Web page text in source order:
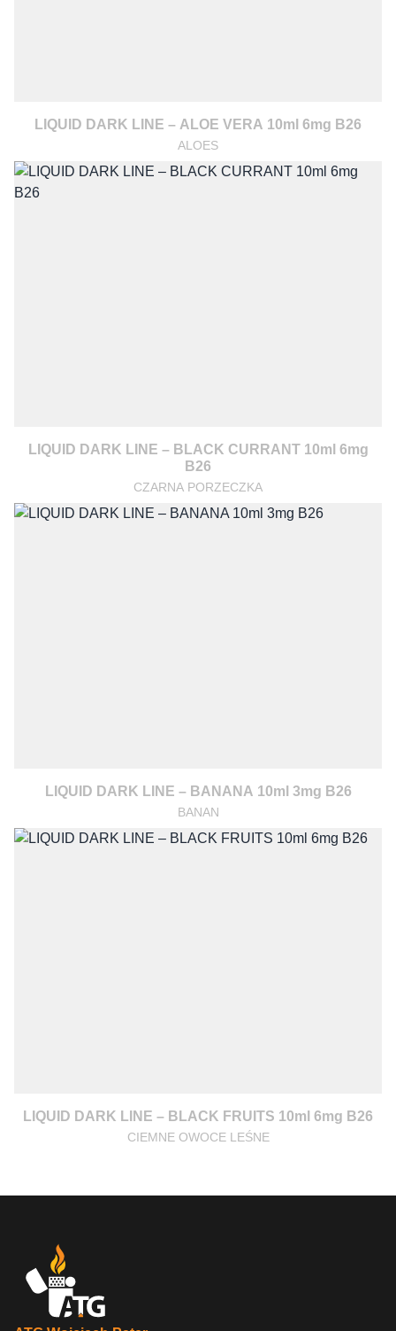
LIQUID DARK LINE – ALOE VERA 10ml 6mg B26
ALOES
LIQUID DARK LINE – BLACK CURRANT 10ml 6mg
B26
CZARNA PORZECZKA
LIQUID DARK LINE – BANANA 10ml 3mg B26
BANAN
LIQUID DARK LINE – BLACK FRUITS 10ml 6mg B26
CIEMNE OWOCE LEŚNE